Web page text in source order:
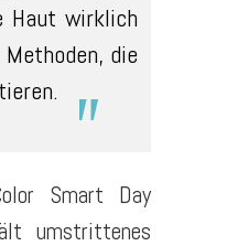
Haut wirklich
die
Smart Day
umstrittenes